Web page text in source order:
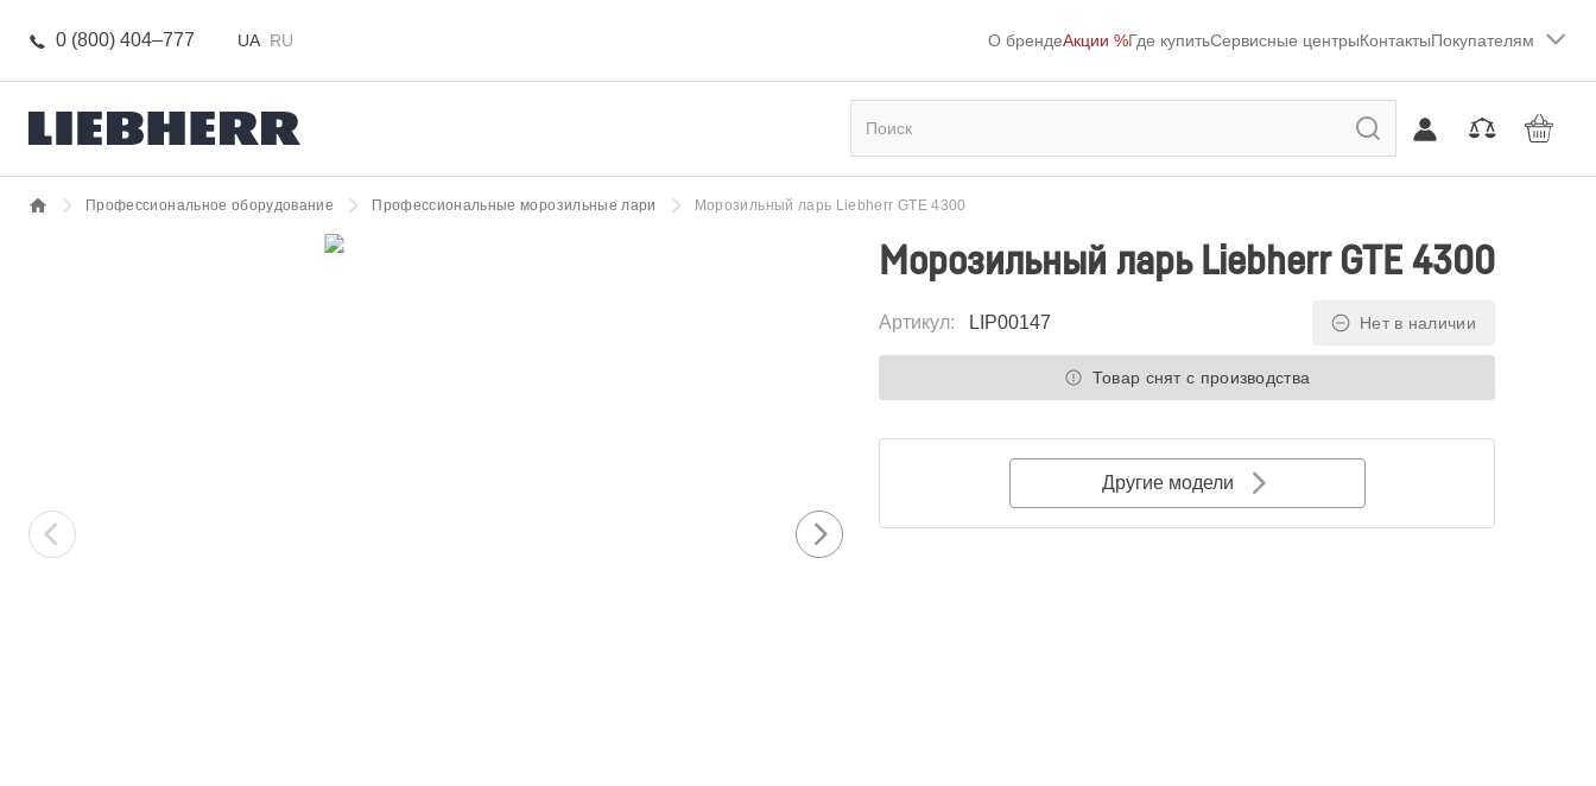
0 (800) 404–777 UA RU О брендеАкции %Где купитьСервисные центрыКонтактыПокупателям
Профессиональное оборудование Профессиональные морозильные лари Морозильный ларь Liebherr GTE 4300
Морозильный ларь Liebherr GTE 4300
Артикул: LIP00147 Нет в наличии
Товар снят с производства
Другие модели